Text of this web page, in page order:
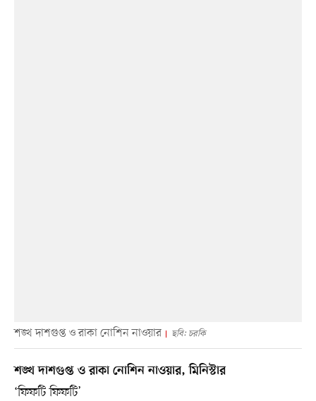
শঙ্খ দাশগুপ্ত ও রাকা নোশিন নাওয়ার ছবি: চরকি
শঙ্খ দাশগুপ্ত ও রাকা নোশিন নাওয়ার, মিনিস্টার
‘ফিফটি ফিফটি’